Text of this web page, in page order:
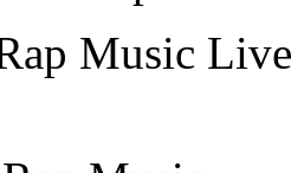
Music